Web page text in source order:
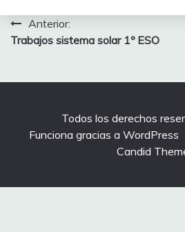
Navegación
de
entradas
Anterior:
Trabajos sistema solar 1º ESO
Todos los derechos
Funciona gracias a WordPress
Candid